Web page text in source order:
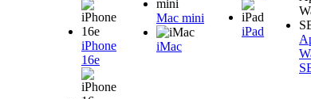
iPhone
16e
Mac mini
iMac
iPad